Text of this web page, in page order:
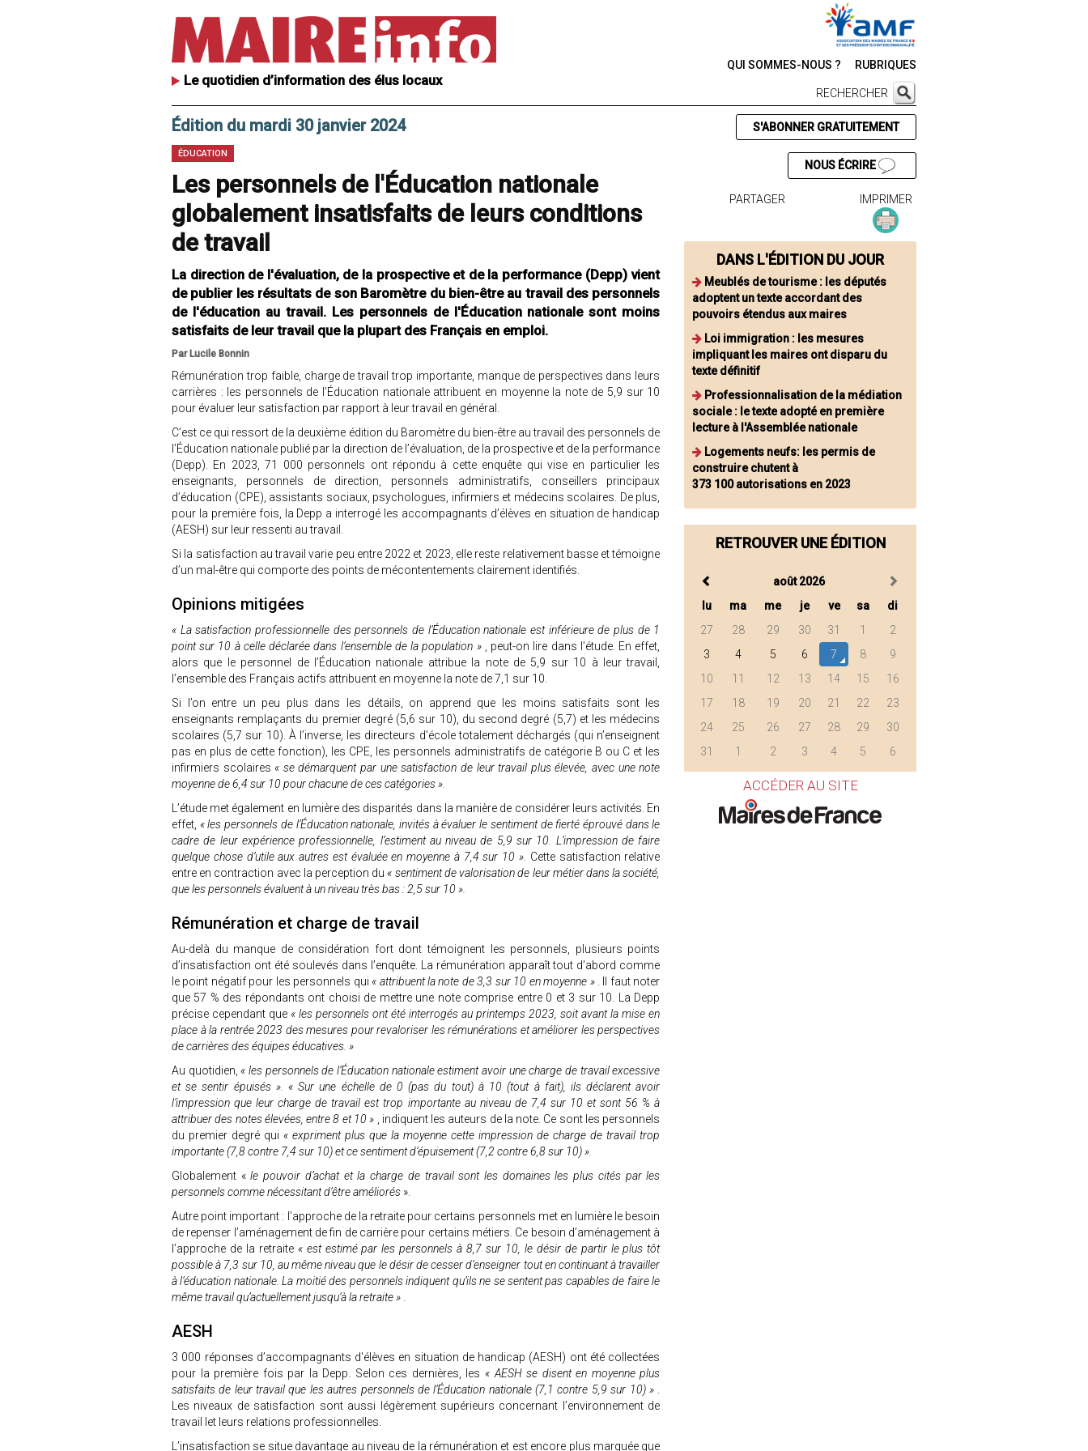
Le quotidien d’information des élus locaux
QUI SOMMES-NOUS ? RUBRIQUES
RECHERCHER
Édition du mardi 30 janvier 2024
ÉDUCATION
Les personnels de l'Éducation nationale
globalement insatisfaits de leurs conditions
de travail
La direction de l'évaluation, de la prospective et de la performance (Depp) vient
de publier les résultats de son Baromètre du bien-être au travail des personnels
de l'éducation au travail. Les personnels de l'Éducation nationale sont moins
satisfaits de leur travail que la plupart des Français en emploi.
Par Lucile Bonnin
Rémunération trop faible, charge de travail trop importante, manque de perspectives dans leurs
carrières : les personnels de l’Éducation nationale attribuent en moyenne la note de 5,9 sur 10
pour évaluer leur satisfaction par rapport à leur travail en général.
C’est ce qui ressort de la deuxième édition du Baromètre du bien-être au travail des personnels de
l’Éducation nationale publié par la direction de l’évaluation, de la prospective et de la performance
(Depp). En 2023, 71 000 personnels ont répondu à cette enquête qui vise en particulier les
enseignants, personnels de direction, personnels administratifs, conseillers principaux
d’éducation (CPE), assistants sociaux, psychologues, infirmiers et médecins scolaires. De plus,
pour la première fois, la Depp a interrogé les accompagnants d’élèves en situation de handicap
(AESH) sur leur ressenti au travail.
Si la satisfaction au travail varie peu entre 2022 et 2023, elle reste relativement basse et témoigne
d’un mal-être qui comporte des points de mécontentements clairement identifiés.
Opinions mitigées
« La satisfaction professionnelle des personnels de l’Éducation nationale est inférieure de plus de 1
point sur 10 à celle déclarée dans l’ensemble de la population »
, peut-on lire dans l’étude. En effet,
alors que le personnel de l’Éducation nationale attribue la note de 5,9 sur 10 à leur travail,
l’ensemble des Français actifs attribuent en moyenne la note de 7,1 sur 10.
Si l’on entre un peu plus dans les détails, on apprend que les moins satisfaits sont les
enseignants remplaçants du premier degré (5,6 sur 10), du second degré (5,7) et les médecins
scolaires (5,7 sur 10). À l’inverse, les directeurs d’école totalement déchargés (qui n’enseignent
pas en plus de cette fonction), les CPE, les personnels administratifs de catégorie B ou C et les
infirmiers scolaires « se démarquent par une satisfaction de leur travail plus élevée, avec une note
moyenne de 6,4 sur 10 pour chacune de ces catégories ».
L’étude met également en lumière des disparités dans la manière de considérer leurs activités. En
effet, « les personnels de l’Éducation nationale, invités à évaluer le sentiment de fierté éprouvé dans le
cadre de leur expérience professionnelle, l’estiment au niveau de 5,9 sur 10. L’impression de faire
quelque chose d’utile aux autres est évaluée en moyenne à 7,4 sur 10 ». Cette satisfaction relative
entre en contraction avec la perception du « sentiment de valorisation de leur métier dans la société,
que les personnels évaluent à un niveau très bas : 2,5 sur 10 ».
Rémunération et charge de travail
Au-delà du manque de considération fort dont témoignent les personnels, plusieurs points
d’insatisfaction ont été soulevés dans l’enquête. La rémunération apparaît tout d’abord comme
le point négatif pour les personnels qui « attribuent la note de 3,3 sur 10 en moyenne »
. Il faut noter
que 57 % des répondants ont choisi de mettre une note comprise entre 0 et 3 sur 10. La Depp
précise cependant que « les personnels ont été interrogés au printemps 2023, soit avant la mise en
place à la rentrée 2023 des mesures pour revaloriser les rémunérations et améliorer les perspectives
de carrières des équipes éducatives. »
Au quotidien, « les personnels de l’Éducation nationale estiment avoir une charge de travail excessive
et se sentir épuisés ». « Sur une échelle de 0 (pas du tout) à 10 (tout à fait), ils déclarent avoir
l’impression que leur charge de travail est trop importante au niveau de 7,4 sur 10 et sont 56 % à
attribuer des notes élevées, entre 8 et 10 »
, indiquent les auteurs de la note. Ce sont les personnels
du premier degré qui « expriment plus que la moyenne cette impression de charge de travail trop
importante (7,8 contre 7,4 sur 10) et ce sentiment d’épuisement (7,2 contre 6,8 sur 10) ».
Globalement «le pouvoir d’achat et la charge de travail sont les domaines les plus cités par les
personnels comme nécessitant d’être améliorés ».
Autre point important : l’approche de la retraite pour certains personnels met en lumière le besoin
de repenser l’aménagement de fin de carrière pour certains métiers. Ce besoin d’aménagement à
l’approche de la retraite « est estimé par les personnels à 8,7 sur 10, le désir de partir le plus tôt
possible à 7,3 sur 10, au même niveau que le désir de cesser d’enseigner tout en continuant à travailler
à l’éducation nationale. La moitié des personnels indiquent qu’ils ne se sentent pas capables de faire le
même travail qu’actuellement jusqu’à la retraite »
AESH
3 000 réponses d’accompagnants d'élèves en situation de handicap (AESH) ont été collectées
pour la première fois par la Depp. Selon ces dernières, les « AESH se disent en moyenne plus
satisfaits de leur travail que les autres personnels de l’Éducation nationale (7,1 contre 5,9 sur 10) »
Les niveaux de satisfaction sont aussi légèrement supérieurs concernant l’environnement de
travail let leurs relations professionnelles.
L’insatisfaction se situe davantage au niveau de la rémunération et est encore plus marquée que
S'ABONNER GRATUITEMENT
NOUS ÉCRIRE
PARTAGER IMPRIMER
DANS L'ÉDITION DU JOUR
Meublés de tourisme : les députés
adoptent un texte accordant des
pouvoirs étendus aux maires
Loi immigration : les mesures
impliquant les maires ont disparu du
texte définitif
Professionnalisation de la médiation
sociale : le texte adopté en première
lecture à l'Assemblée nationale
Logements neufs: les permis de
construire chutent à
373 100 autorisations en 2023
RETROUVER UNE ÉDITION
août 2026
lu
ma me je ve sa
di
27
28 29 30 31 1
2
3
4 5 6 7 8
9
10
11 12 13 14 15
16
17
18 19 20 21 22
23
24
25 26 27 28 29
30
31
1 2 3 4 5 6
ACCÉDER AU SITE